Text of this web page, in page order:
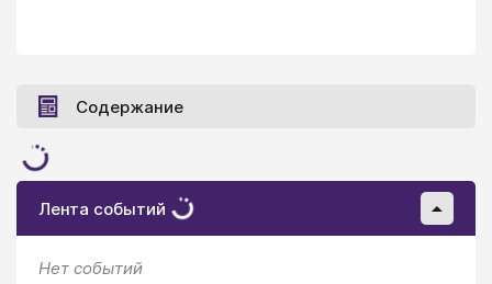
Содержание
Лента событий
Нет событий